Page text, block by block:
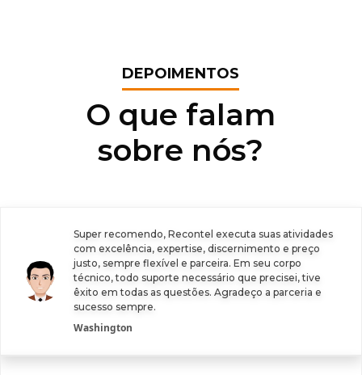
DEPOIMENTOS
O que falam
sobre nós?
Super recomendo, Recontel executa suas atividades
com excelência, expertise, discernimento e preço
justo, sempre flexível e parceira. Em seu corpo
técnico, todo suporte necessário que precisei, tive
êxito em todas as questões. Agradeço a parceria e
sucesso sempre.
Washington